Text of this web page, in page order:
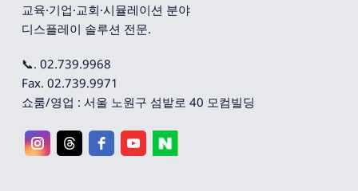
교육·기업·교회·시뮬레이션 분야
디스플레이 솔루션 전문.
📞. 02.739.9968
Fax. 02.739.9971
쇼룸/영업 : 서울 노원구 섬밭로 40 모컴빌딩